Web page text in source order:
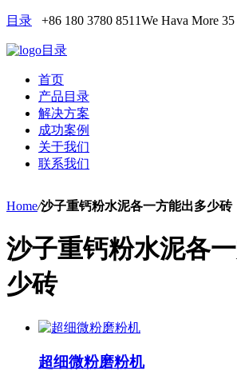
目录 +86 180 3780 8511We Hava More 35
目录
首页
产品目录
解决方案
成功案例
关于我们
联系我们
Home/沙子重钙粉水泥各一方能出多少砖
沙子重钙粉水泥各
少砖
超细微粉磨粉机